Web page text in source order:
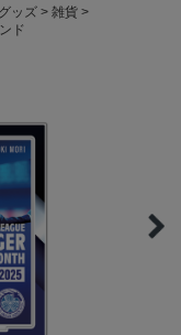
ッズ
雑貨
ド